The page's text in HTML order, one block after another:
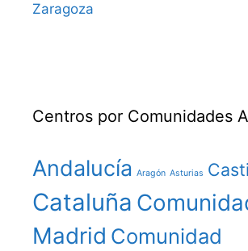
Zaragoza
Centros por Comunidades
Andalucía Aragón Asturias
Cataluña
Madrid Comunidad